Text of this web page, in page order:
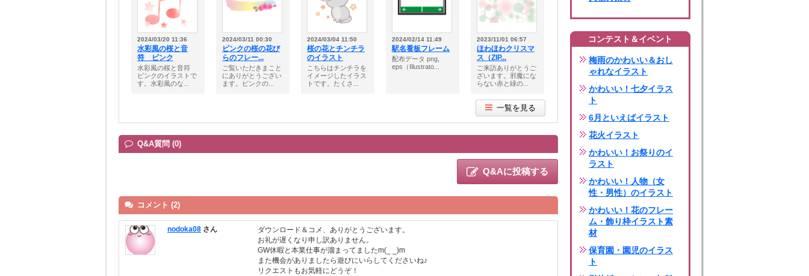
2024/03/20 11:36
水彩風の桜と音
符 ピンク
水彩風の桜と音符
ピンクのイラストで
す。水彩風のな...
2024/03/11 00:30
ピンクの桜の花び
らのフレー...
ご覧いただきまこと
にありがとうござい
ます。ピンクの...
2024/03/04 11:50
桜の花とチンチラ
のイラスト
こちらはチンチラを
イメージしたイラス
トです。たくさ...
2024/02/14 11:49
駅名看板フレーム
配布データ png,
eps（Illustrato...
2023/11/01 06:57
ほわほわクリスマ
ス（ZIP...
ご来訪ありがとうご
ざいます。邪魔にな
らない赤と緑の...
一覧を見る
Q&A質問 (0)
Q&Aに投稿する
コメント (2)
nodoka08 さん
ダウンロード＆コメ、ありがとうございます。
お礼が遅くなり申し訳ありません。
GW休暇と本業仕事が溜まってましたm(_ _)m
また機会がありましたら遊びにいらしてくださいね♪
リクエストもお気軽にどうぞ！
コンテスト＆イベント
梅雨のかわいい＆おし
ゃれなイラスト
かわいい！七夕イラス
ト
6月といえばイラスト
花火イラスト
かわいい！お祭りのイ
ラスト
かわいい！人物（女
性・男性）のイラスト
かわいい！花のフレー
ム・飾り枠イラスト素
材
保育園・園児のイラス
ト